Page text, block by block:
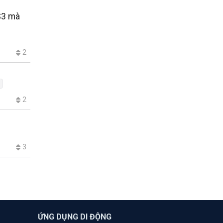
mà
2
2
3
ỨNG DỤNG DI ĐỘNG